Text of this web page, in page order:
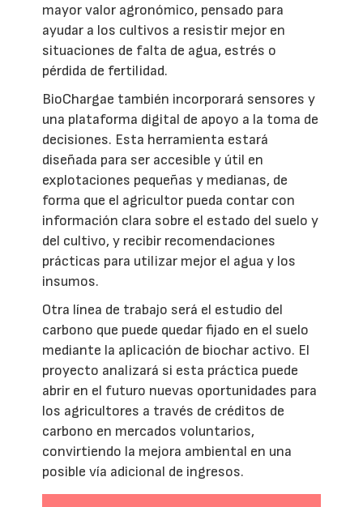
mayor valor agronómico, pensado para
ayudar a los cultivos a resistir mejor en
situaciones de falta de agua, estrés o
pérdida de fertilidad.
BioChargae también incorporará sensores y
una plataforma digital de apoyo a la toma de
decisiones. Esta herramienta estará
diseñada para ser accesible y útil en
explotaciones pequeñas y medianas, de
forma que el agricultor pueda contar con
información clara sobre el estado del suelo y
del cultivo, y recibir recomendaciones
prácticas para utilizar mejor el agua y los
insumos.
Otra línea de trabajo será el estudio del
carbono que puede quedar fijado en el suelo
mediante la aplicación de biochar activo. El
proyecto analizará si esta práctica puede
abrir en el futuro nuevas oportunidades para
los agricultores a través de créditos de
carbono en mercados voluntarios,
convirtiendo la mejora ambiental en una
posible vía adicional de ingresos.